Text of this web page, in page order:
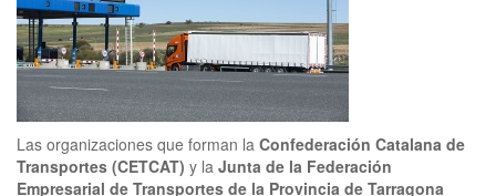
Las organizaciones que forman la Confederación Catalana de
Transportes (CETCAT) y la Junta de la Federación
Empresarial de Transportes de la Provincia de Tarragona